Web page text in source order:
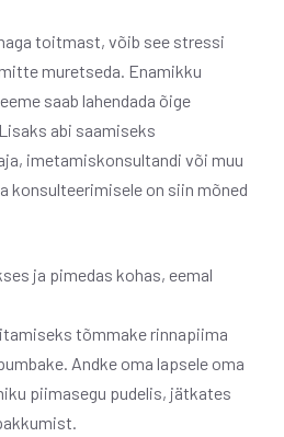
toitmast, võib see stressi
muretseda. Enamikku
saab lahendada õige
abi saamiseks
imetamiskonsultandi või muu
konsulteerimisele on siin mõned
ja pimedas kohas, eemal
tõmmake rinnapiima
Andke oma lapsele oma
piimasegu pudelis, jätkates